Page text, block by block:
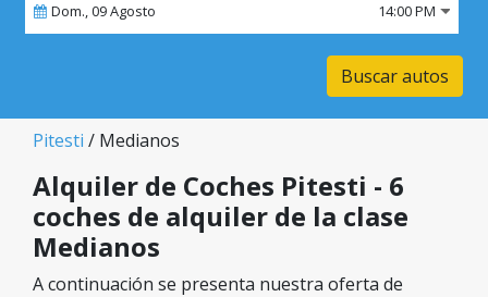
Dom.,09Agosto 14:00 PM
Buscar autos
Pitesti / Medianos
Alquiler de Coches Pitesti - 6
coches de alquiler de la clase
Medianos
A continuación se presenta nuestra oferta de